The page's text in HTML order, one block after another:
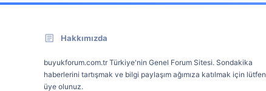
Hakkımızda
buyukforum.com.tr Türkiye'nin Genel Forum Sitesi. Sondakika
haberlerini tartışmak ve bilgi paylaşım ağımıza katılmak için lütfen
üye olunuz.